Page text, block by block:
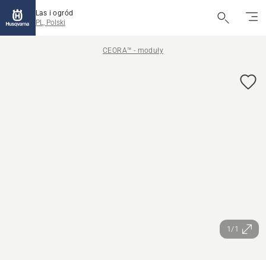
Las i ogród
PL, Polski
CEORA™ - moduły
1/1